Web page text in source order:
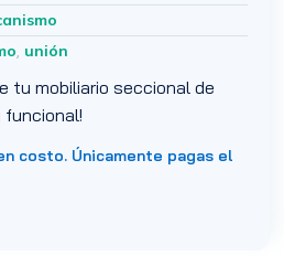
, unión
tu mobiliario seccional de
funcional!
costo. Únicamente pagas el